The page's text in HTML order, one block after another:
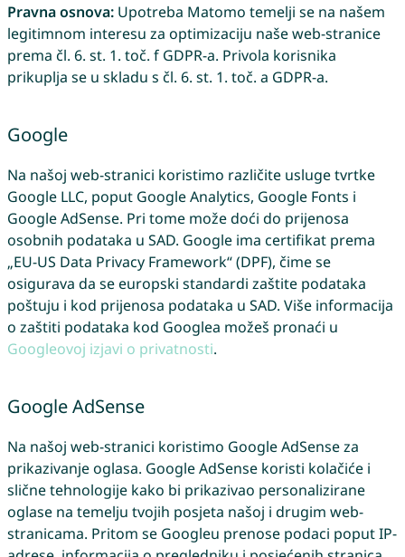
Pravna osnova:Upotreba Matomo temelji se na našem
legitimnom interesu za optimizaciju naše web-stranice
prema čl. 6. st. 1. toč. f GDPR-a. Privola korisnika
prikuplja se u skladu s čl. 6. st. 1. toč. a GDPR-a.
Google
Na našoj web-stranici koristimo različite usluge tvrtke
Google LLC, poput Google Analytics, Google Fonts i
Google AdSense. Pri tome može doći do prijenosa
osobnih podataka u SAD. Google ima certifikat prema
„EU-US Data Privacy Framework“ (DPF), čime se
osigurava da se europski standardi zaštite podataka
poštuju i kod prijenosa podataka u SAD. Više informacija
o zaštiti podataka kod Googlea možeš pronaći u
Googleovoj izjavi o privatnosti.
Google AdSense
Na našoj web-stranici koristimo Google AdSense za
prikazivanje oglasa. Google AdSense koristi kolačiće i
slične tehnologije kako bi prikazivao personalizirane
oglase na temelju tvojih posjeta našoj i drugim web-
stranicama. Pritom se Googleu prenose podaci poput IP-